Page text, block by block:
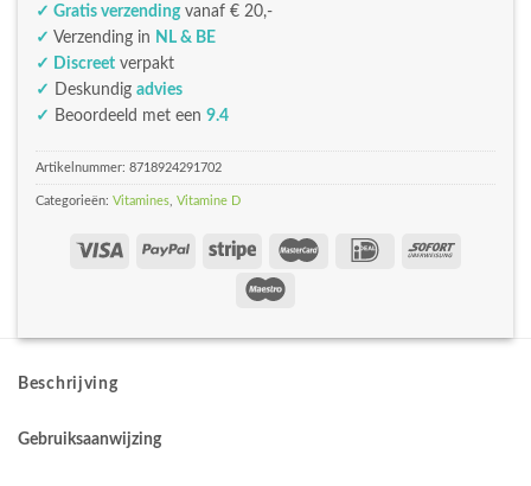
✓ Gratis verzendingvanaf € 20,-
✓ Verzending in NL & BE
✓ Discreet verpakt
✓
Deskundig advies
✓ Beoordeeld met een 9.4
Artikelnummer: 8718924291702
Categorieën: Vitamines Vitamine D
Beschrijving
Gebruiksaanwijzing